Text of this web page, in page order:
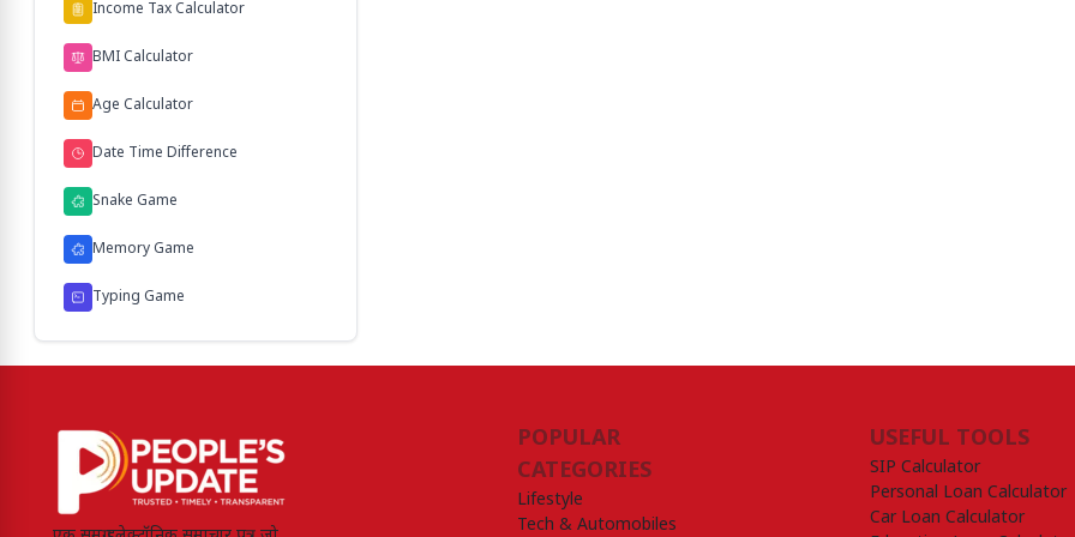
Income Tax Calculator
BMI Calculator
Age Calculator
Date Time Difference
Snake Game
Memory Game
Typing Game
POPULAR
CATEGORIES
Lifestyle
Tech & Automobiles
USEFUL TOOLS
SIP Calculator
Personal Loan Calculator
Car Loan Calculator